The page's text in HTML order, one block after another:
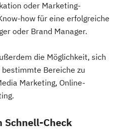
oder Marketing-
how für eine erfolgreiche
oder Brand Manager.
die Möglichkeit, sich
Bereiche zu
Marketing, Online-
Schnell-Check